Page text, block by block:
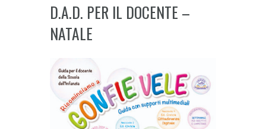
D.A.D. PER IL DOCENTE –
NATALE